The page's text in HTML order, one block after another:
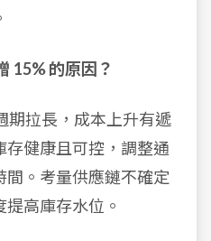
15% 的原因？
期拉長，成本上升有遞
存健康且可控，調整通
間。考量供應鏈不確定
高庫存水位。